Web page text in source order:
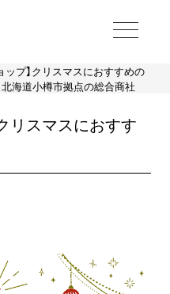
ップ】クリスマスにおすすめの
北海道小樽市拠点の総合商社
リスマスにおすす